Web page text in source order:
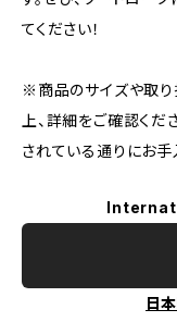
てください！
※商品のサイズや取り
上、詳細をご確認く
されている通りにお手
日